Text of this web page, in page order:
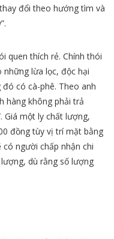
đổi theo hướng tìm và
quen thích rẻ. Chính thói
lừa lọc, độc hại
có cà-phê. Theo anh
hàng không phải trả
Giá một ly chất lượng,
đồng tùy vị trí mặt bằng
người chấp nhận chi
dù rằng số lượng